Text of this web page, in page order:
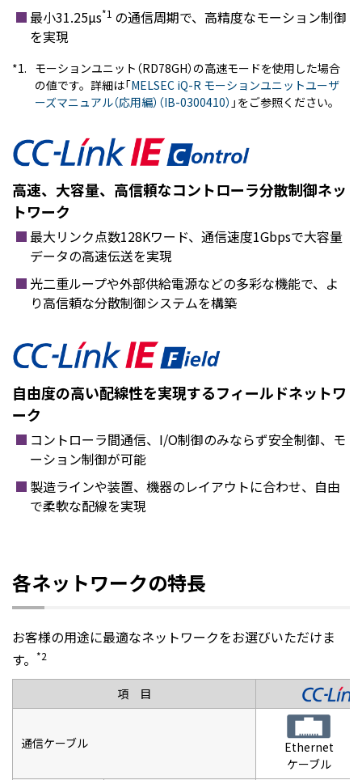
最小31.25µs*1 の通信周期で、高精度なモーション制御
を実現
*1. モーションユニット（RD78GH）の高速モードを使用した場合
の値です。詳細は「MELSEC iQ-R モーションユニットユーザ
ーズマニュアル（応用編）（IB-0300410） 」をご参照ください。
高速、大容量、高信頼なコントローラ分散制御ネッ
トワーク
最大リンク点数128Kワード、通信速度1Gbpsで大容量
データの高速伝送を実現
光二重ループや外部供給電源などの多彩な機能で、よ
り高信頼な分散制御システムを構築
自由度の高い配線性を実現するフィールドネットワ
ーク
コントローラ間通信、I/O制御のみならず安全制御、モ
ーション制御が可能
製造ラインや装置、機器のレイアウトに合わせ、自由
で柔軟な配線を実現
各ネットワークの特長
お客様の用途に最適なネットワークをお選びいただけま
す。
*2
項 目
通信ケーブル
Ethernet
ケーブル